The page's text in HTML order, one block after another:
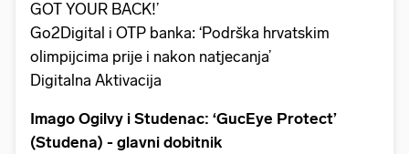
GOT YOUR BACK!’
Go2Digital i OTP banka: ‘Podrška hrvatskim
olimpijcima prije i nakon natjecanja’
Digitalna Aktivacija
Imago Ogilvy i Studenac: ‘GucEye Protect’
(Studena) - glavni dobitnik